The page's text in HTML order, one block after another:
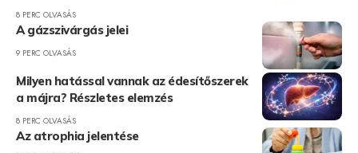
8 PERC OLVASÁS
A gázszivárgás jelei
9 PERC OLVASÁS
Milyen hatással vannak az édesítőszerek
a májra? Részletes elemzés
8 PERC OLVASÁS
Az atrophia jelentése